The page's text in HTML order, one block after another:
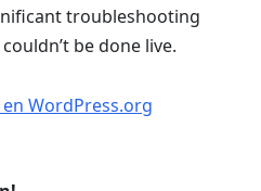
troubleshooting
be done live.
en WordPress.org